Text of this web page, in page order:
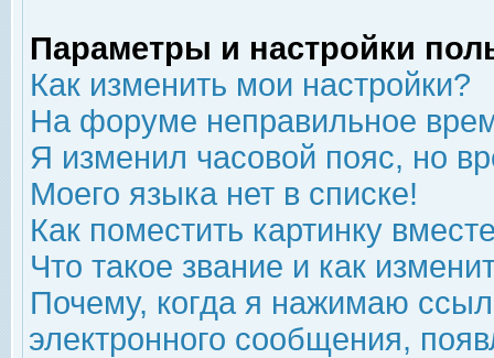
Параметры и настройки
Как изменить мои настройки?
На форуме неправильное
Я изменил часовой пояс, но
Моего языка нет в списке!
Как поместить картинку
Что такое звание и как
Почему, когда я нажимаю
электронного сообщения,